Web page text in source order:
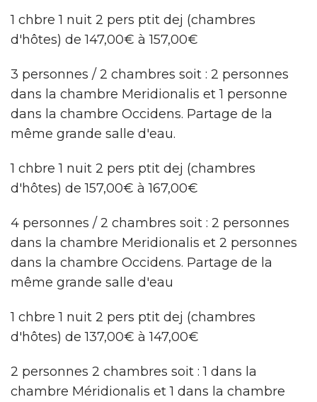
1 chbre 1 nuit 2 pers ptit dej (chambres
d'hôtes) de 147,00€ à 157,00€
3 personnes / 2 chambres soit : 2 personnes
dans la chambre Meridionalis et 1 personne
dans la chambre Occidens. Partage de la
même grande salle d'eau.
1 chbre 1 nuit 2 pers ptit dej (chambres
d'hôtes) de 157,00€ à 167,00€
4 personnes / 2 chambres soit : 2 personnes
dans la chambre Meridionalis et 2 personnes
dans la chambre Occidens. Partage de la
même grande salle d'eau
1 chbre 1 nuit 2 pers ptit dej (chambres
d'hôtes) de 137,00€ à 147,00€
2 personnes 2 chambres soit : 1 dans la
chambre Méridionalis et 1 dans la chambre